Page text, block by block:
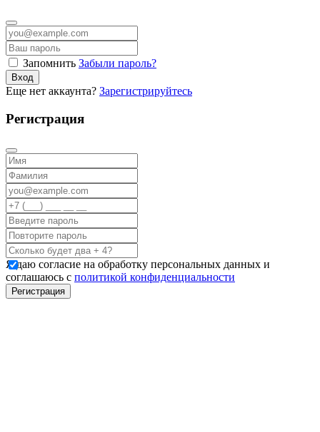
Запомнить Забыли пароль?
Вход
Еще нет аккаунта? Зарегистрируйтесь
Регистрация
Я даю согласие на обработку персональных данных и
соглашаюсь с политикой конфиденциальности
Регистрация